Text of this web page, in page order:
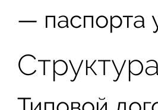
— паспорта